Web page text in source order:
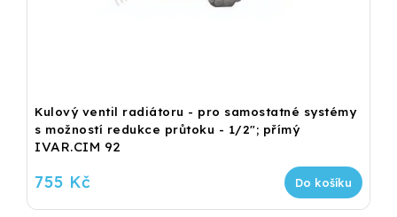
Kulový ventil radiátoru - pro samostatné systémy
s možností redukce průtoku - 1/2"; přímý
IVAR.CIM 92
755 Kč Do košíku